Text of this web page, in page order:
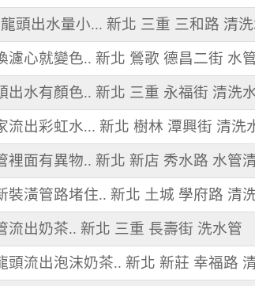
頭出水量小... 新北 三重 三和路 清
濾心就變色.. 新北 鶯歌 德昌二街 水
出水有顏色.. 新北 三重 永福街 清洗
流出彩虹水... 新北 樹林 潭興街 清洗
裡面有異物.. 新北 新店 秀水路 水管
裝潢管路堵住.. 新北 土城 學府路 清
流出奶茶.. 新北 三重 長壽街 洗水管
頭流出泡沫奶茶.. 新北 新莊 幸福路